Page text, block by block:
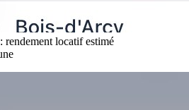
rendement locatif estimé